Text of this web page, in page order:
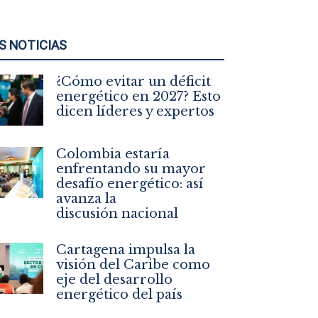
NOTICIAS
¿Cómo evitar un déficit
energético en 2027? Esto
dicen líderes y expertos
Colombia estaría
enfrentando su mayor
desafío energético: así
avanza la
discusión nacional
Cartagena impulsa la
visión del Caribe como
eje del desarrollo
energético del país